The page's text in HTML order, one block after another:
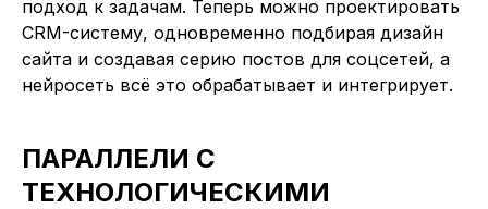
подход к задачам. Теперь можно проектировать
CRM-систему, одновременно подбирая дизайн
сайта и создавая серию постов для соцсетей, а
нейросеть всё это обрабатывает и интегрирует.
ПАРАЛЛЕЛИ С
ТЕХНОЛОГИЧЕСКИМИ